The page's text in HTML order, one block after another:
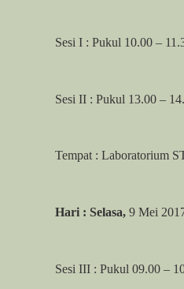
Sesi I : Pukul 10.00 –
Sesi II : Pukul 13.00 –
Tempat : Laboratorium
Hari : Selasa, 9 Mei
Sesi III : Pukul 09.00 –